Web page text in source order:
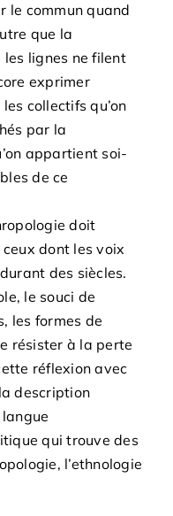
le commun quand
que la
lignes ne filent
exprimer
collectifs qu’on
par la
appartient soi-
de ce
doit
dont les voix
des siècles.
le souci de
les formes de
résister à la perte
réflexion avec
description
qui trouve des
l’ethnologie